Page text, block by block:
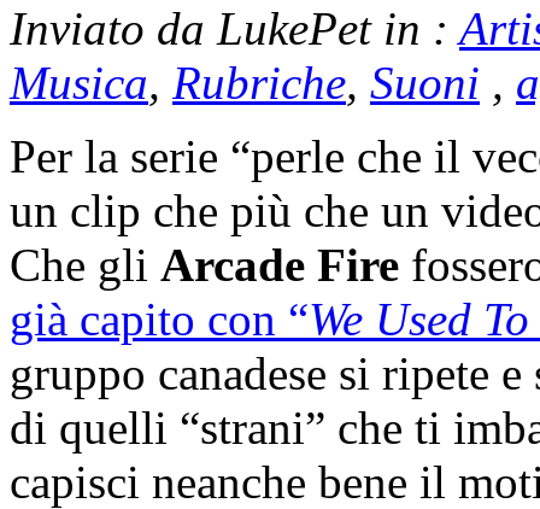
Inviato da LukePet in :
Musica, Rubriche, Suoni ,
Per la serie “perle che il
un clip che più che un
Che gli Arcade Fire
già capito con “We Used
gruppo canadese si ripete
di quelli “strani” che ti
capisci neanche bene il